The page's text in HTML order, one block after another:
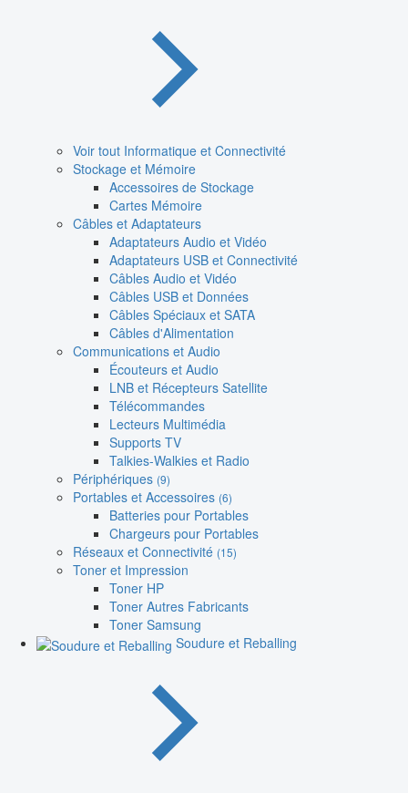
Voir tout Informatique et Connectivité
Stockage et Mémoire
Accessoires de Stockage
Cartes Mémoire
Câbles et Adaptateurs
Adaptateurs Audio et Vidéo
Adaptateurs USB et Connectivité
Câbles Audio et Vidéo
Câbles USB et Données
Câbles Spéciaux et SATA
Câbles d'Alimentation
Communications et Audio
Écouteurs et Audio
LNB et Récepteurs Satellite
Télécommandes
Lecteurs Multimédia
Supports TV
Talkies-Walkies et Radio
Périphériques (9)
Portables et Accessoires (6)
Batteries pour Portables
Chargeurs pour Portables
Réseaux et Connectivité (15)
Toner et Impression
Toner HP
Toner Autres Fabricants
Toner Samsung
Soudure et Reballing